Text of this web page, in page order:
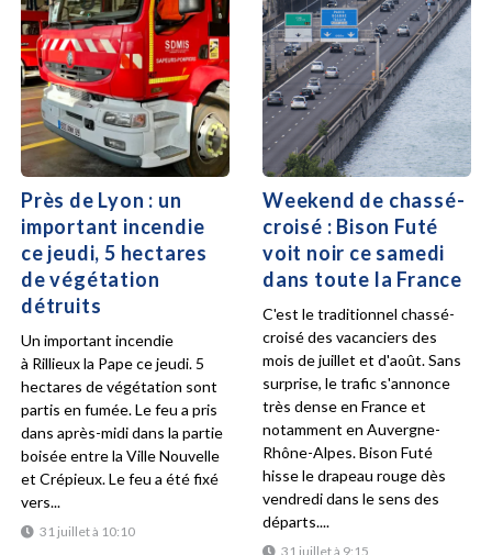
Près de Lyon : un
important incendie
ce jeudi, 5 hectares
de végétation
détruits
31 juillet à 10:10
Un important incendie
à Rillieux la Pape ce jeudi. 5
hectares de végétation sont
partis en fumée. Le feu a pris
dans après-midi dans la partie
boisée entre la Ville Nouvelle
et Crépieux. Le feu a été fixé
vers...
Weekend de chassé-
croisé : Bison Futé
voit noir ce samedi
dans toute la France
31 juillet à 9:15
C'est le traditionnel chassé-
croisé des vacanciers des
mois de juillet et d'août. Sans
surprise, le trafic s'annonce
très dense en France et
notamment en Auvergne-
Rhône-Alpes. Bison Futé
hisse le drapeau rouge dès
vendredi dans le sens des
départs....